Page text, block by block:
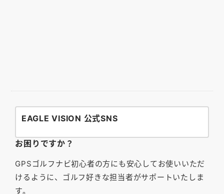
EAGLE VISION 公式SNS
お困りですか？
GPSゴルフナビ初心者の方にも安心してお使いいただ
けるように、ゴルフ好きな担当者がサポートいたしま
す。